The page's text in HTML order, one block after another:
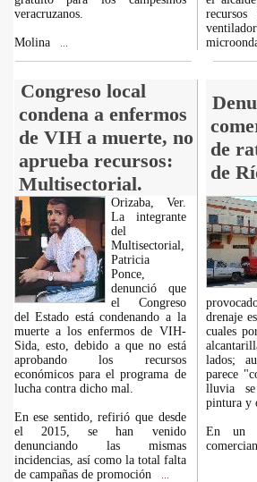
veracruzanos.
Molina
Congreso local
condena a enfermos
de VIH a muerte, no
aprueba recursos:
Multisectorial.
de
de
Orizaba, Ver.
La integrante
del
Multisectorial,
Patricia
Ponce,
denunció que
el Congreso
del Estado está condenando a la
muerte a los enfermos de VIH-
Sida, esto, debido a que no está
aprobando los recursos
económicos para el programa de
lucha contra dicho mal.
En ese sentido, refirió que desde
el 2015, se han venido
denunciando las mismas
incidencias, así como la total falta
de campañas de promoción
drenaje
cuales
lados;
parece
lluvia
pintura y
En un